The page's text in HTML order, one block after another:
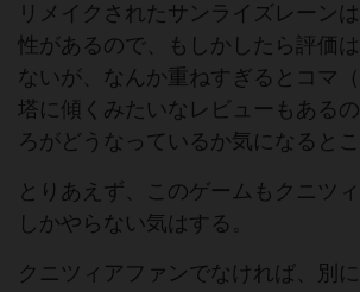
リメイクされたサンライズレーン
性があるので、もしかしたら評価
ないが、なんか重ねすぎるとコマ
塔に傾くみたいなレビューもある
ろがどうなっているか気になるとこ
とりあえず、このゲームもクニツ
しかやらない気はする。
クニツィアファンでなければ、別